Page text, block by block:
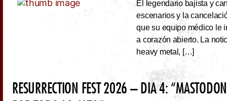
El legendario bajista y
escenarios y la
que su equipo médico le
a corazón abierto. La
heavy metal, […]
RESURRECTION FEST 2026 – DIA 4: